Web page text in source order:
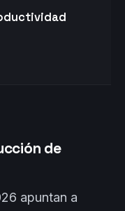
de
apuntan a